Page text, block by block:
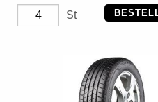
St